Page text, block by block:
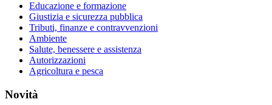
Educazione e formazione
Giustizia e sicurezza pubblica
Tributi, finanze e contravvenzioni
Ambiente
Salute, benessere e assistenza
Autorizzazioni
Agricoltura e pesca
Novità